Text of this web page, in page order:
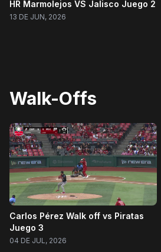
HR Marmolejos VS Jalisco Juego 2
13 DE JUN, 2026
Walk-Offs
Carlos Pérez Walk off vs Piratas
Juego 3
04 DE JUL, 2026